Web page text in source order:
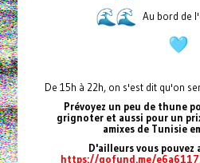
Au bord de
De 15h à 22h, on s'est dit qu'on
Prévoyez un peu de thune
grignoter et aussi pour un
amixes de Tunisie
D'ailleurs vous pouvez
https://gofund.me/